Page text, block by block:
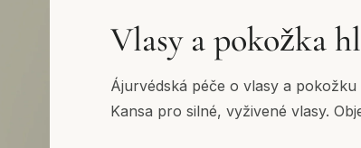
Vlasy a pokožka
Ájurvédská péče o vlasy a
Kansa pro silné, vyživené vlasy.